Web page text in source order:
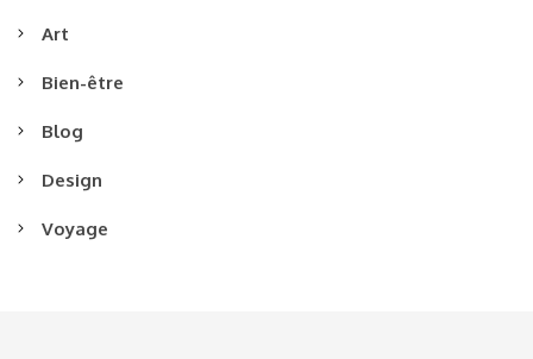
Art
Bien-être
Blog
Design
Voyage